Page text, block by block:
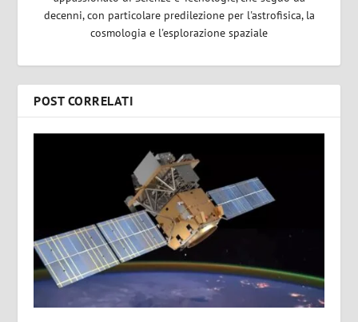
decenni, con particolare predilezione per l'astrofisica, la
cosmologia e l'esplorazione spaziale
POST CORRELATI